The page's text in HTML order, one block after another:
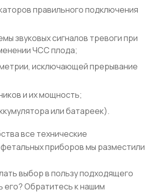
правильного подключения
звуковых сигналов тревоги при
ЧСС плода;
исключающей прерывание
и их мощность;
или батареек).
все технические
приборов мы разместили
выбор в пользу подходящего
его? Обратитесь к нашим